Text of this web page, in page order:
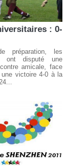
: 0-
préparation, les
ont disputé une
amicale, face
victoire 4-0 à la